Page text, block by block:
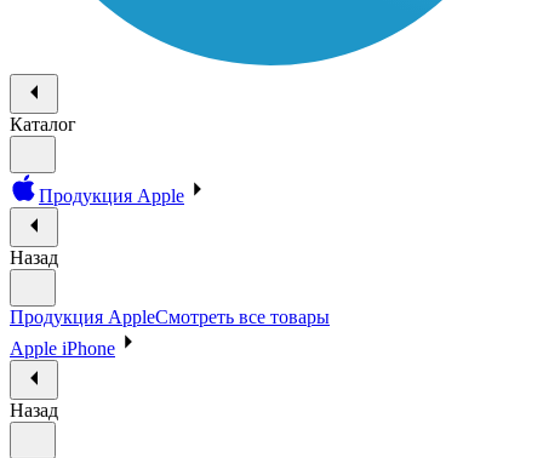
Каталог
Продукция Apple
Назад
Продукция AppleСмотреть все товары
Apple iPhone
Назад